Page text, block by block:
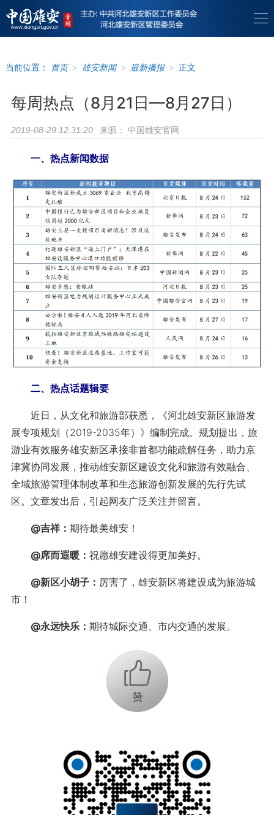
当前位置： 首页 > 雄安新闻 > 最新播报 > 正文
每周热点（8月21日—8月27日）
2019-08-29 12:31:20 来源： 中国雄安官网
一、热点新闻数据
二、热点话题辑要
近日，从文化和旅游部获悉，《河北雄安新区旅游发
展专项规划（2019-2035年）》编制完成。规划提出，旅
游业有效服务雄安新区承接非首都功能疏解任务，助力京
津冀协同发展，推动雄安新区建设文化和旅游有效融合、
全域旅游管理体制改革和生态旅游创新发展的先行先试
区。文章发出后，引起网友广泛关注并留言。
@吉祥： 期待最美雄安！
@席而遐暖： 祝愿雄安建设得更加美好。
@新区小胡子： 厉害了，雄安新区将建设成为旅游城
市！
@永远快乐： 期待城际交通、市内交通的发展。
+1